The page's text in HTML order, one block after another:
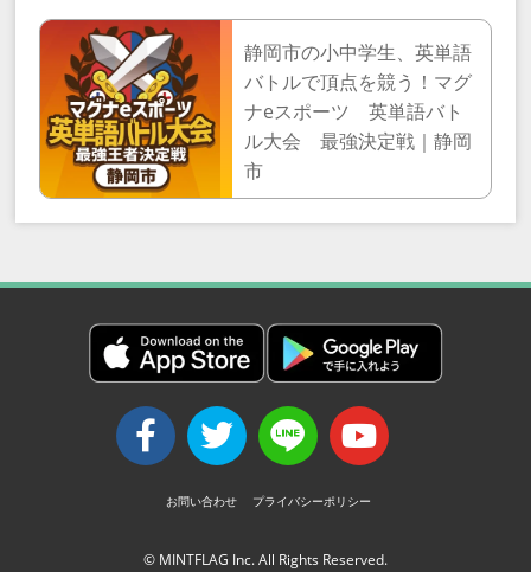
静岡市の小中学生、英単語
バトルで頂点を競う！マグ
ナeスポーツ 英単語バト
ル大会 最強決定戦｜静岡
市
お問い合わせ プライバシーポリシー
© MINTFLAG Inc.All Rights Reserved.